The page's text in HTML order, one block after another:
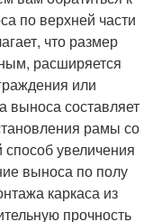
по верхней части
что размер
расширяется
или
выноса составляет
рамы со
увеличения
выноса по полу
каркаса из
прочность